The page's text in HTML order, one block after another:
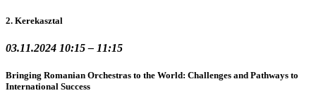
2. Kerekasztal
03.11.2024 10:15 – 11:15
Bringing Romanian Orchestras to the World: Challenges and Pathways to
International Success